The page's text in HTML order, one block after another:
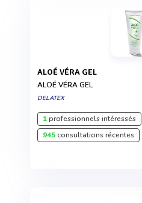
ALOÉ VÉRA GEL
ALOÉ VÉRA GEL
DELATEX
1professionnels intéressés
945consultations récentes